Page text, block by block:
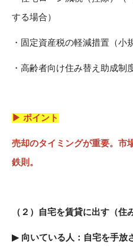
する場合）
・固定資産税の軽減措置（小
・高齢者向け住み替え助成制
▶ ポイント
売却のタイミングが重要。市
鉄則。
（２） 自宅を賃貸に出す（住
▶ 向いている人：自宅を手放